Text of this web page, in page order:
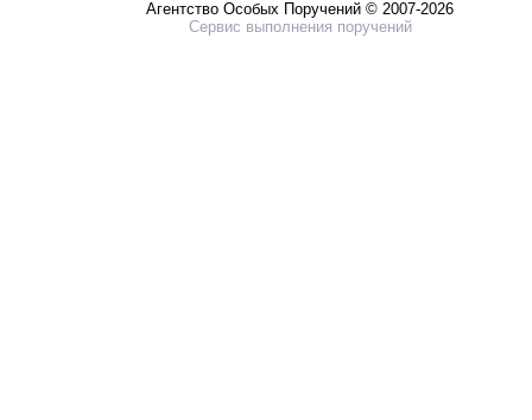
Агентство Особых Поручений © 2007-2026
Сервис выполнения поручений